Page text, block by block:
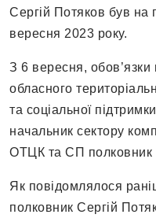
Сергій Потяков був на
вересня 2023 року.
З 6 вересня, обов’язки
обласного
та соціальної
начальник сектору
ОТЦК та СП полковник
Як повідомлялося
полковник Сергій